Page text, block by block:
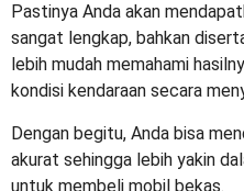
Pastinya Anda akan
sangat lengkap, bahkan
lebih mudah memahami
kondisi kendaraan secara
Dengan begitu, Anda bisa
akurat sehingga lebih yakin
untuk membeli mobil bekas.